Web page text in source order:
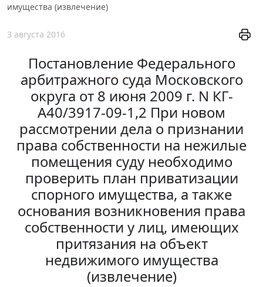
имущества (извлечение)
3 августа 2016
Постановление Федерального
арбитражного суда Московского
округа от 8 июня 2009 г. N КГ-
А40/3917-09-1,2 При новом
рассмотрении дела о признании
права собственности на нежилые
помещения суду необходимо
проверить план приватизации
спорного имущества, а также
основания возникновения права
собственности у лиц, имеющих
притязания на объект
недвижимого имущества
(извлечение)